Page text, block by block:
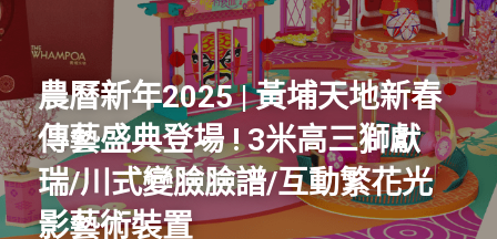
著數優惠
美食速遞
女生話題
香港故事
撐 ! 小店速報
農曆新年2025 | 黃埔天地新春
傳藝盛典登場 ! 3米高三獅獻
瑞/川式變臉臉譜/互動繁花光
影藝術裝置